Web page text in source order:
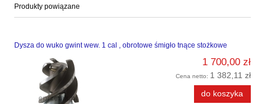
Produkty powiązane
Dysza do wuko gwint wew. 1 cal , obrotowe śmigło tnące stożkowe
1 700,00 zł
Cena netto: 1 382,11 zł
do koszyka